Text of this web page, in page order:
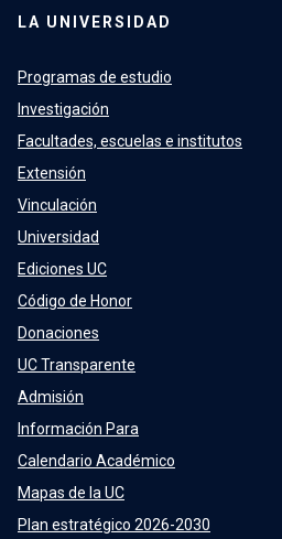
LA UNIVERSIDAD
Programas de estudio
Investigación
Facultades, escuelas e institutos
Extensión
Vinculación
Universidad
Ediciones UC
Código de Honor
Donaciones
UC Transparente
Admisión
Información Para
Calendario Académico
Mapas de la UC
Plan estratégico 2026-2030